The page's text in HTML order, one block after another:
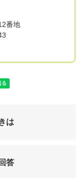
番地
は
答